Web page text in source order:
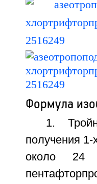
Формула
1.
получения
около 24